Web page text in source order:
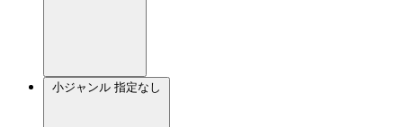
小ジャンル 指定なし